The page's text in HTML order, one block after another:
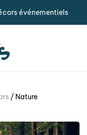
événementiels
/ Nature